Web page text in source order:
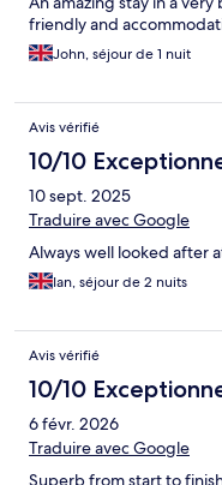
friendly and
John, séjour de 1 nuit
Avis vérifié
10/10
10 sept. 2025
Traduire avec Google
Always well looked after
Ian, séjour de 2 nuits
Avis vérifié
10/10
6 févr. 2026
Traduire avec Google
Superb from start to